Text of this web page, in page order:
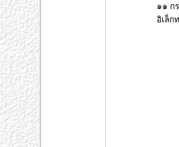
๑๑ ก
อิเล็ก